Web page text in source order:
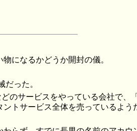
になるかどうか開封の儀。
だった。
のサービスをやっている会社で、
トサービス全体を売っているよう